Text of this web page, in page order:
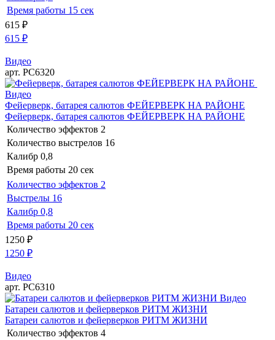
Время работы 15 сек
615 ₽
615 ₽
Видео
арт. РС6320
Видео
Фейерверк, батарея салютов ФЕЙЕРВЕРК НА РАЙОНЕ
Фейерверк, батарея салютов ФЕЙЕРВЕРК НА РАЙОНЕ
Количество эффектов 2
Количество выстрелов 16
Калибр 0,8
Время работы 20 сек
Количество эффектов 2
Выстрелы 16
Калибр 0,8
Время работы 20 сек
1250 ₽
1250 ₽
Видео
арт. РС6310
Видео
Батареи салютов и фейерверков РИТМ ЖИЗНИ
Батареи салютов и фейерверков РИТМ ЖИЗНИ
Количество эффектов 4